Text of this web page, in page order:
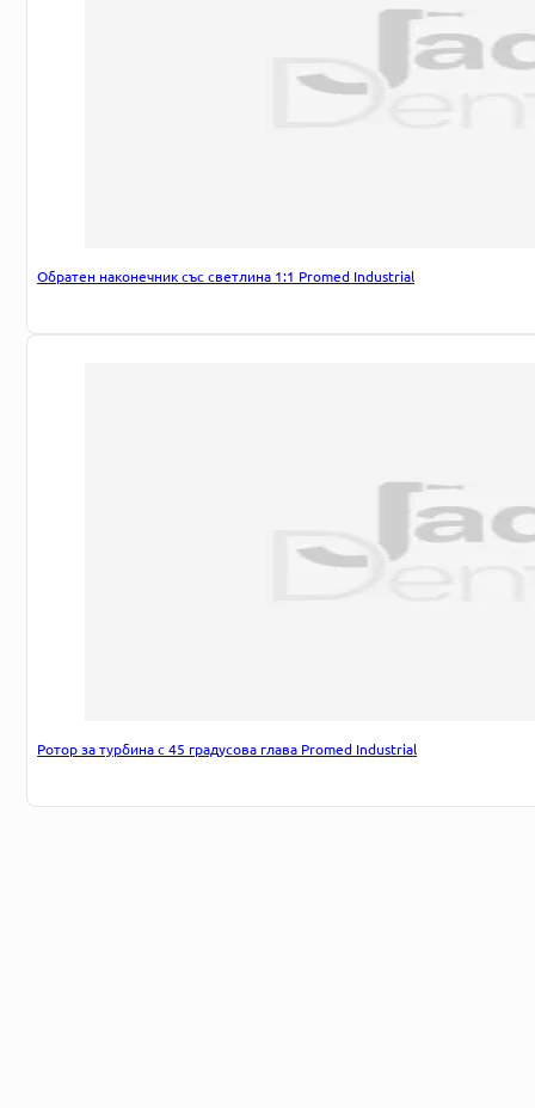
Обратен наконечник със светлина 1:1 Promed Industrial
Ротор за турбина с 45 градусова глава Promed Industrial